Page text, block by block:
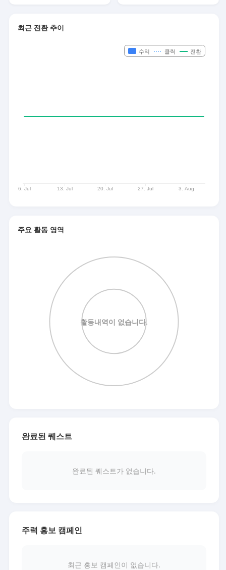
최근 전환 추이
주요 활동 영역
완료된 퀘스트
완료된 퀘스트가 없습니다.
주력 홍보 캠페인
최근 홍보 캠페인이 없습니다.